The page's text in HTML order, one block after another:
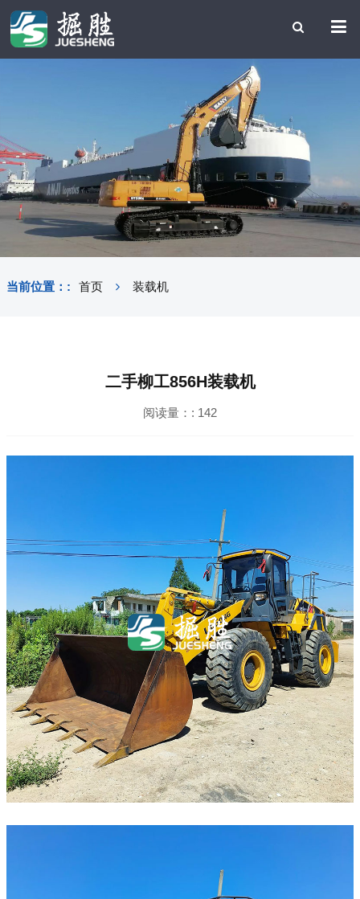
当前位置：: 首页 装载机
二手柳工856H装载机
阅读量：: 142